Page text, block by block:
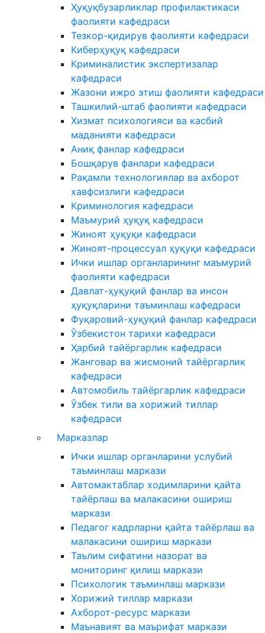
Ҳуқуқбузарликлар профилактикаси
фаолияти кафедраси
Тезкор-қидирув фаолияти кафедраси
Киберҳуқуқ кафедраси
Криминалистик экспертизалар
кафедраси
Жазони ижро этиш фаолияти кафедраси
Ташкилий-штаб фаолияти кафедраси
Хизмат психологияси ва касбий
маданияти кафедраси
Аниқ фанлар кафедраси
Бошқарув фанлари кафедраси
Рақамли технологиялар ва ахборот
хавфсизлиги кафедраси
Криминология кафедраси
Маъмурий ҳуқуқ кафедраси
Жиноят ҳуқуқи кафедраси
Жиноят-процессуал ҳуқуқи кафедраси
Ички ишлар органларининг маъмурий
фаолияти кафедраси
Давлат-ҳуқуқий фанлар ва инсон
ҳуқуқларини таъминлаш кафедраси
Фуқаровий-ҳуқуқий фанлар кафедраси
Ўзбекистон тарихи кафедраси
Ҳарбий тайёргарлик кафедраси
Жанговар ва жисмоний тайёргарлик
кафедраси
Автомобиль тайёргарлик кафедраси
Ўзбек тили ва хорижий тиллар
кафедраси
Марказлар
Ички ишлар органларини услубий
таъминлаш маркази
Автомактаблар ходимларини қайта
тайёрлаш ва малакасини ошириш
маркази
Педагог кадрларни қайта тайёрлаш ва
малакасини ошириш маркази
Таълим сифатини назорат ва
мониторинг қилиш маркази
Психологик таъминлаш маркази
Хорижий тиллар маркази
Ахборот-ресурс маркази
Маънавият ва маърифат маркази